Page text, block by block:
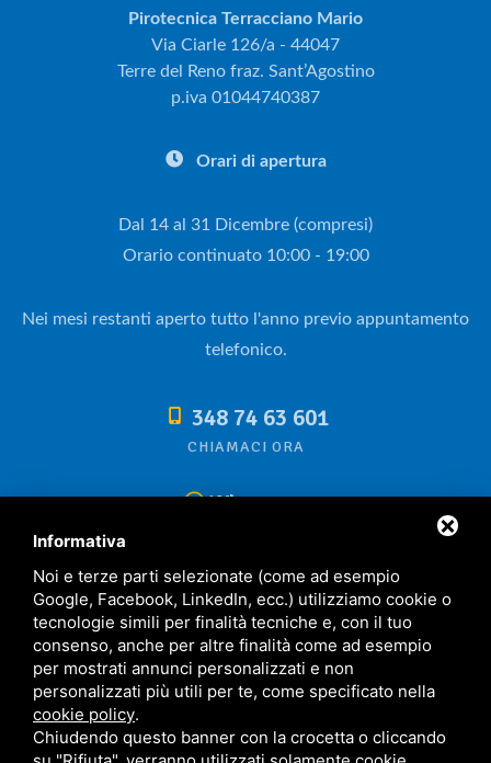
Pirotecnica Terracciano Mario
Via Ciarle 126/a - 44047
Terre del Reno fraz. Sant’Agostino
p.iva 01044740387
Orari di apertura
Dal 14 al 31 Dicembre (compresi)
Orario continuato 10:00 - 19:00
Nei mesi restanti aperto tutto l'anno previo appuntamento
telefonico.
348 74 63 601
CHIAMACI ORA
Whatsapp
/ Privacy policy
Informativa
Noi e terze parti selezionate (come ad esempio
Google, Facebook, LinkedIn, ecc.) utilizziamo cookie o
tecnologie simili per finalità tecniche e, con il tuo
consenso, anche per altre finalità come ad esempio
per mostrati annunci personalizzati e non
personalizzati più utili per te, come specificato nella
cookie policy.
Chiudendo questo banner con la crocetta o cliccando